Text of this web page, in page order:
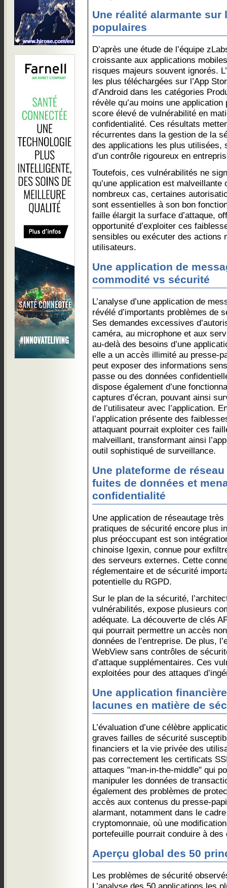
Une réalité alarmante
populaires
D’après une étude de l’équipe
croissante aux applications
risques majeurs souvent ignorés.
les plus téléchargées sur l’App
d’Android dans les catégories
révèle qu’au moins une
score élevé de vulnérabilité en
confidentialité. Ces résultats
récurrentes dans la gestion de la
des applications les plus utilisées,
d’un contrôle rigoureux en
Toutefois, ces vulnérabilités ne
qu’une application est
nombreux cas, certaines
sont essentielles à son bon
faille élargit la surface d’attaque,
opportunité d’exploiter ces
sensibles ou exécuter des actions
utilisateurs.
Une application de
commodité vs sécurité
L’analyse d’une application de
révélé d’importants problèmes de
Ses demandes excessives
caméra, au microphone et aux
au-delà des besoins d’une
elle a un accès illimité au presse-
peut exposer des informations
passe ou des données
dispose également d’une
captures d’écran, pouvant ainsi
de l’utilisateur avec l’application.
l’application présente des
attaquant pourrait exploiter ces
malveillant, transformant ainsi
outil sophistiqué de surveillance.
Une plateforme de
fuites de données et
confidentialité
Une application de réseautage
pratiques de sécurité encore plus
plus préoccupant est son
chinoise Igexin, connue pour
des serveurs externes. Cette
réglementaire et de sécurité
potentielle du RGPD.
Sur le plan de la sécurité,
vulnérabilités, expose plusieurs
adéquate. La découverte de clés
qui pourrait permettre un accès
données de l’entreprise. De plus,
WebView sans contrôles de
d’attaque supplémentaires. Ces
exploitées pour des attaques
Une application
lacunes en matière de
L’évaluation d’une célèbre
graves failles de sécurité
financiers et la vie privée des
pas correctement les certificats
attaques "man-in-the-middle" qui
manipuler les données de
également des problèmes de
accès aux contenus du presse-
alarmant, notamment dans le
cryptomonnaie, où une
portefeuille pourrait conduire à
Aperçu global des 50
Les problèmes de sécurité
L’analyse des 50 applications les